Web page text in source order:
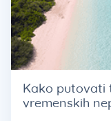
Kako putovati
vremenskih